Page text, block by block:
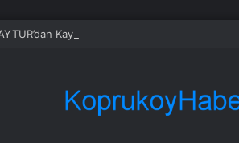
Kayserililere büyük hizmetler